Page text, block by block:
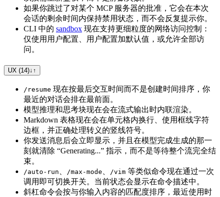
如果你跳过了对某个 MCP 服务器的批准，它会在本次
会话的剩余时间内保持禁用状态，而不会反复提示你。
CLI 中的 sandbox 现在支持更细粒度的网络访问控制：
仅使用用户配置、用户配置加默认值，或允许全部访
问。
UX (14)↓ ↑
/resume 现在按最后交互时间而不是创建时间排序，你
最近的对话会排在最前面。
模型推理和思考块现在会在流式输出时内联渲染。
Markdown 表格现在会在单元格内换行、使用框线字符
边框，并正确处理转义的竖线符号。
你发送消息后会立即显示，并且在模型完成生成的那一
刻就清除 “Generating...” 指示，而不是等待整个流完全结
束。
/auto-run 、 /max-mode 、 /vim 等类似命令现在通过一次
调用即可切换开关。当前状态会显示在命令描述中。
斜杠命令会按与你输入内容的匹配度排序，最近使用时